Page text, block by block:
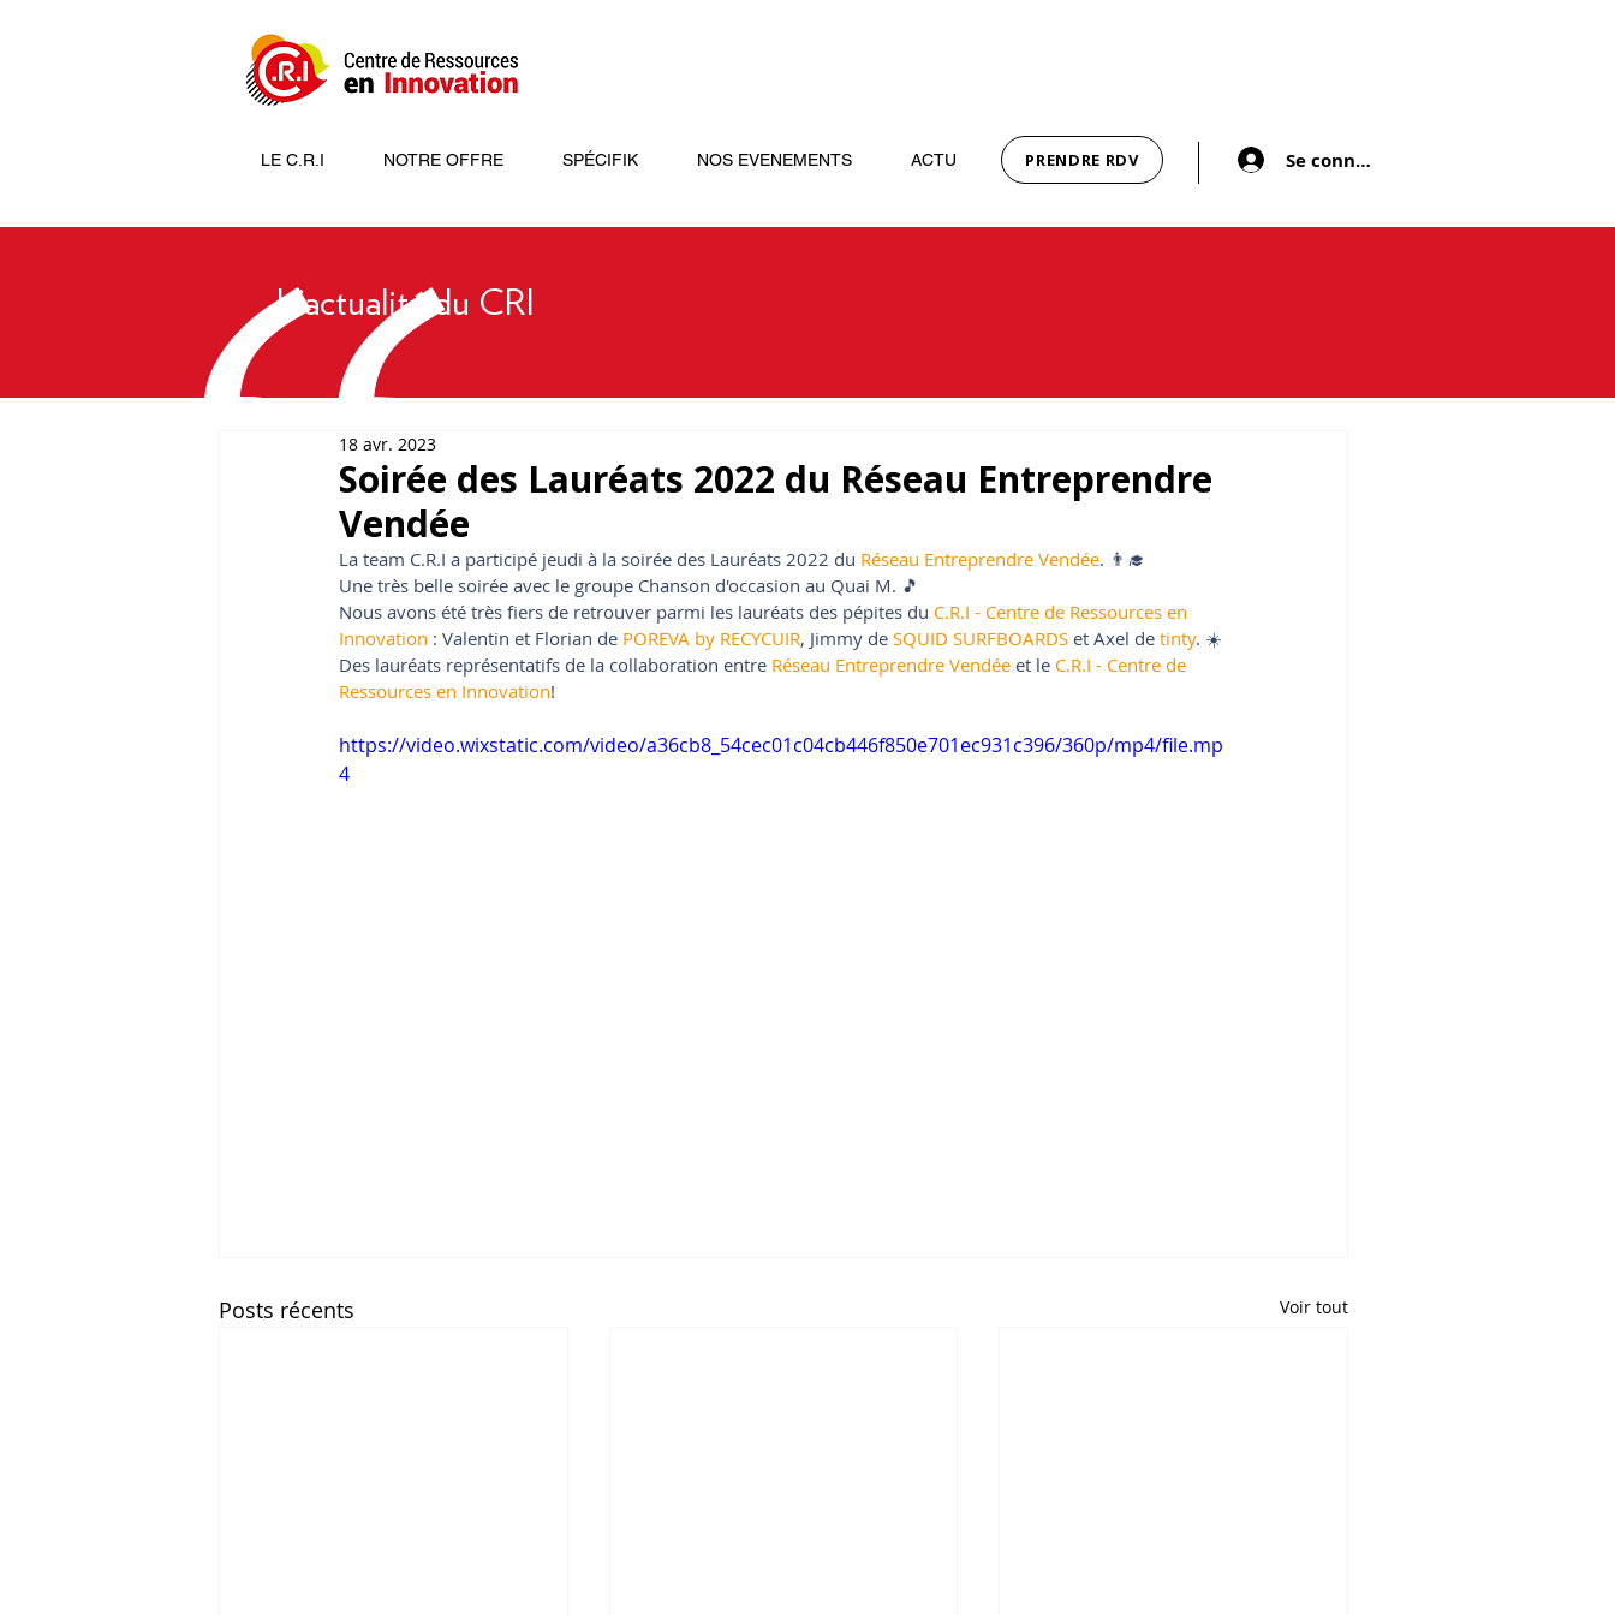
LE C.R.I NOTRE OFFRE SPÉCIFIK NOS EVENEMENTS ACTU PRENDRE RDV Se connecter
L'actualité du CRI
Soirée des Lauréats 2022 du Réseau Entreprendre
Vendée
18 avr. 2023
La team C.R.I a participé jeudi à la soirée des Lauréats 2022 du Réseau Entreprendre Vendée. 👨‍🎓
Une très belle soirée avec le groupe Chanson d'occasion au Quai M. 🎵
Nous avons été très fiers de retrouver parmi les lauréats des pépites du C.R.I - Centre de Ressources en
Innovation : Valentin et Florian de POREVA by RECYCUIR, Jimmy de SQUID SURFBOARDS et Axel de tinty. ☀️
Des lauréats représentatifs de la collaboration entre Réseau Entreprendre Vendée et le C.R.I - Centre de
Ressources en Innovation!
https://video.wixstatic.com/video/a36cb8_54cec01c04cb446f850e701ec931c396/360p/mp4/file.mp
4
Posts récents Voir tout